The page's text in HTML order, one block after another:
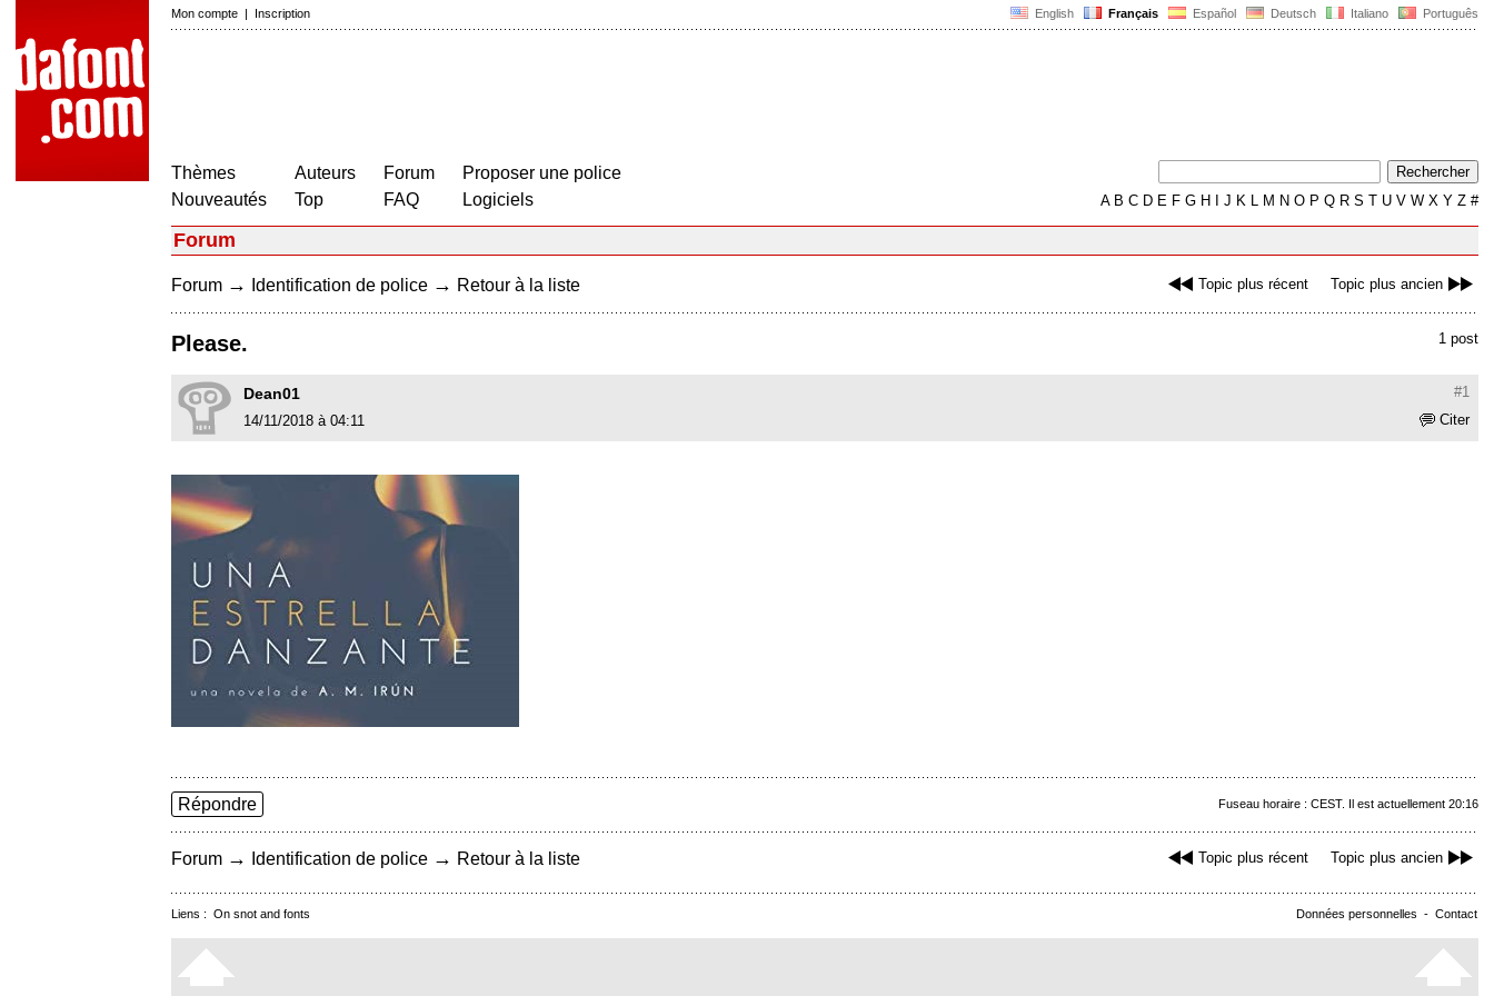
English Français Español Deutsch Italiano Português
Mon compte | Inscription
Thèmes
Nouveautés
Auteurs
Top
Forum
FAQ
Proposer une police
Logiciels
AB C D E F G H J K L M N O P Q R S T U V W X Y Z #
Forum
Topic plus récent Topic plus ancien
Forum → Identification de police → Retour à la liste
1 post
Please.
#1
Dean01
Citer
14/11/2018 à 04:11
Fuseau horaire : CEST. Il est actuellement 20:16
Répondre
Topic plus récent Topic plus ancien
Forum → Identification de police → Retour à la liste
Données personnelles - Contact
Liens : On snot and fonts